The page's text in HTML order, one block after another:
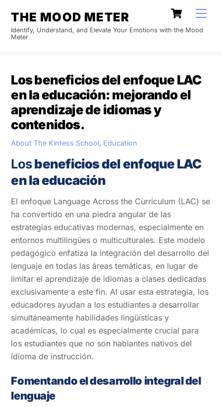
content
Cart
THE MOOD METER
Identify, Understand, and Elevate Your Emotions with the Mood
Meter
Los beneficios del enfoque LAC
en la educación: mejorando el
aprendizaje de idiomas y
contenidos.
About The Kintess School, Education
Losbeneficios del enfoque LAC
en la educación
El enfoque Language Across the Curriculum (LAC) se
ha convertido en una piedra angular de las
estrategias educativas modernas, especialmente en
entornos multilingües o multiculturales. Este modelo
pedagógico enfatiza la integración del desarrollo del
lenguaje en todas las áreas temáticas, en lugar de
limitar el aprendizaje de idiomas a clases dedicadas
exclusivamente a este fin. Al usar esta estrategia, los
educadores ayudan a los estudiantes a desarrollar
simultáneamente habilidades lingüísticas y
académicas, lo cual es especialmente crucial para
los estudiantes que no son hablantes nativos del
idioma de instrucción.
Fomentando el desarrollo integral del
lenguaje